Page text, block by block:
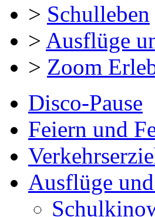
> Schulleben
> Ausflüge
> Zoom
Disco-Pause
Feiern und
Ausflüge